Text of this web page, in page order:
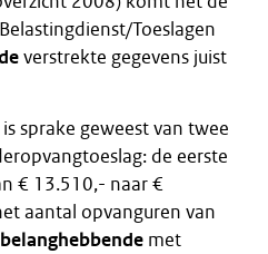
Toeslagen
verstrekte gegevens juist
sprake geweest van twee
de eerste
€ 13.510,- naar €
aantal opvanguren van
belanghebbende met